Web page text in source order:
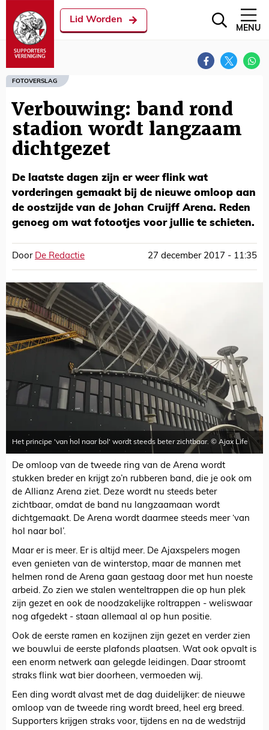
Lid Worden
MENU
FOTOVERSLAG
Verbouwing: band rond
stadion wordt langzaam
dichtgezet
De laatste dagen zijn er weer flink wat
vorderingen gemaakt bij de nieuwe omloop aan
de oostzijde van de Johan Cruijff Arena. Reden
genoeg om wat fotootjes voor jullie te schieten.
Door De Redactie 27 december 2017 - 11:35
Het principe 'van hol naar bol' wordt steeds beter zichtbaar. © Ajax Life
De omloop van de tweede ring van de Arena wordt
stukken breder en krijgt zo’n rubberen band, die je ook om
de Allianz Arena ziet. Deze wordt nu steeds beter
zichtbaar, omdat de band nu langzaamaan wordt
dichtgemaakt. De Arena wordt daarmee steeds meer ‘van
hol naar bol’.
Maar er is meer. Er is altijd meer. De Ajaxspelers mogen
even genieten van de winterstop, maar de mannen met
helmen rond de Arena gaan gestaag door met hun noeste
arbeid. Zo zien we stalen wenteltrappen die op hun plek
zijn gezet en ook de noodzakelijke roltrappen - weliswaar
nog afgedekt - staan allemaal al op hun positie.
Ook de eerste ramen en kozijnen zijn gezet en verder zien
we bouwlui de eerste plafonds plaatsen. Wat ook opvalt is
een enorm netwerk aan gelegde leidingen. Daar stroomt
straks flink wat bier doorheen, vermoeden wij.
Een ding wordt alvast met de dag duidelijker: de nieuwe
omloop van de tweede ring wordt breed, heel erg breed.
Supporters krijgen straks voor, tijdens en na de wedstrijd